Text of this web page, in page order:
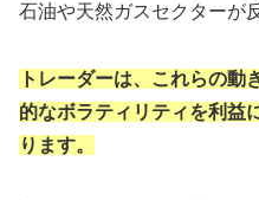
石油や天然ガスセクターが
トレーダーは、これらの動
的なボラティリティを利益
ります。